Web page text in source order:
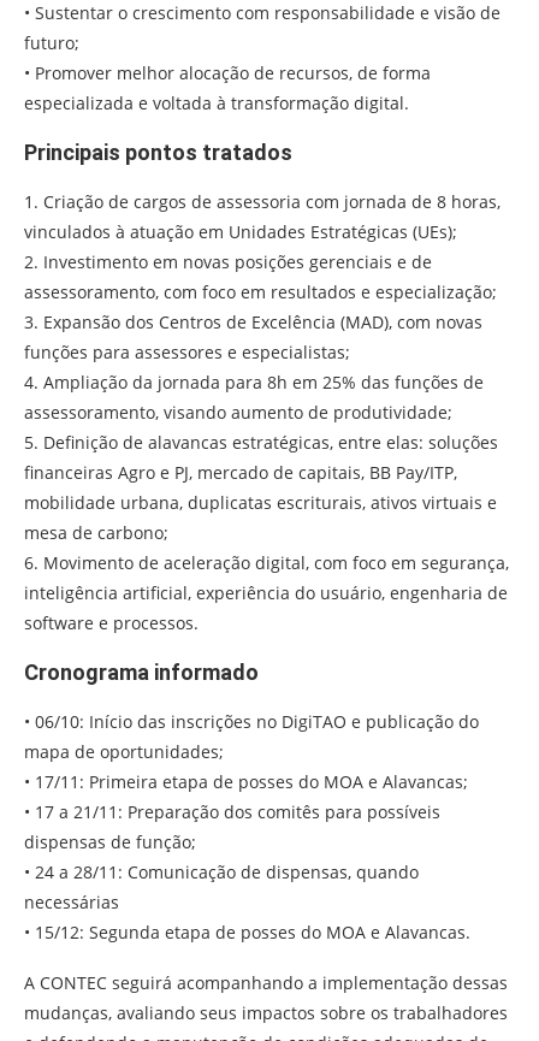
• Sustentar o crescimento com responsabilidade e visão de
futuro;
• Promover melhor alocação de recursos, de forma
especializada e voltada à transformação digital.
Principais pontos tratados
1. Criação de cargos de assessoria com jornada de 8 horas,
vinculados à atuação em Unidades Estratégicas (UEs);
2. Investimento em novas posições gerenciais e de
assessoramento, com foco em resultados e especialização;
3. Expansão dos Centros de Excelência (MAD), com novas
funções para assessores e especialistas;
4. Ampliação da jornada para 8h em 25% das funções de
assessoramento, visando aumento de produtividade;
5. Definição de alavancas estratégicas, entre elas: soluções
financeiras Agro e PJ, mercado de capitais, BB Pay/ITP,
mobilidade urbana, duplicatas escriturais, ativos virtuais e
mesa de carbono;
6. Movimento de aceleração digital, com foco em segurança,
inteligência artificial, experiência do usuário, engenharia de
software e processos.
Cronograma informado
• 06/10: Início das inscrições no DigiTAO e publicação do
mapa de oportunidades;
• 17/11: Primeira etapa de posses do MOA e Alavancas;
• 17 a 21/11: Preparação dos comitês para possíveis
dispensas de função;
• 24 a 28/11: Comunicação de dispensas, quando
necessárias
• 15/12: Segunda etapa de posses do MOA e Alavancas.
A CONTEC seguirá acompanhando a implementação dessas
mudanças, avaliando seus impactos sobre os trabalhadores